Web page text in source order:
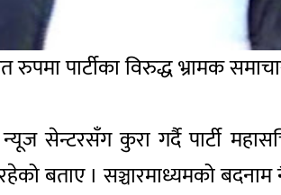
पार्टीका विरुद्ध भ्रामक
सेन्टरसँग कुरा गर्दै पार्टी
बताए । सञ्चारमाध्यमको बदनाम